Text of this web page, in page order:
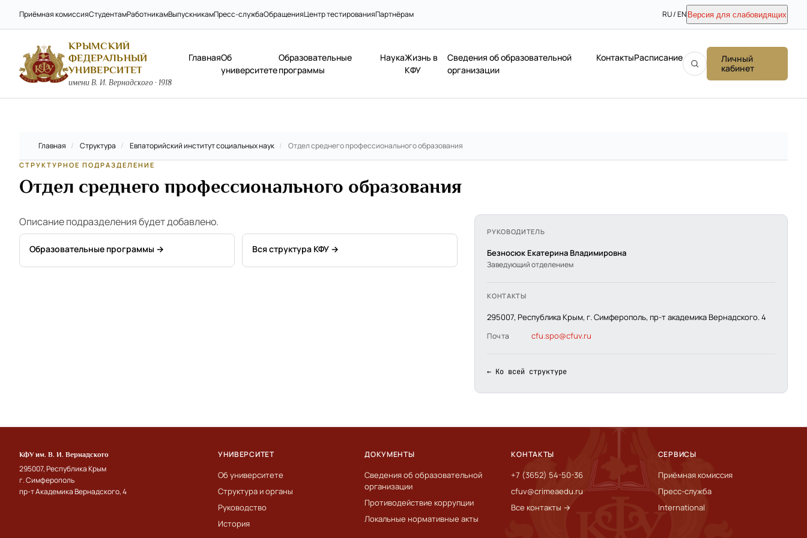
Приёмная комиссияСтудентамРаботникамВыпускникамПресс-службаОбращенияЦентр тестированияПартнёрам RU / EN Версия для слабовидящих
КРЫМСКИЙ
ФЕДЕРАЛЬНЫЙ
УНИВЕРСИТЕТ
имени В. И. Вернадского · 1918
ГлавнаяОб
университете
Образовательные
программы
НаукаЖизнь в
КФУ
Сведения об образовательной
организации
КонтактыРасписание
Личный
кабинет
Главная / Структура / Евпаторийский институт социальных наук / Отдел среднего профессионального образования
СТРУКТУРНОЕ ПОДРАЗДЕЛЕНИЕ
Отдел среднего профессионального образования
Описание подразделения будет добавлено.
Образовательные программы → Вся структура КФУ →
РУКОВОДИТЕЛЬ
Безносюк Екатерина Владимировна
Заведующий отделением
КОНТАКТЫ
295007, Республика Крым, г. Симферополь, пр-т академика Вернадского. 4
Почта cfu.spo@cfuv.ru
← Ко всей структуре
КФУ им. В. И. Вернадского
295007, Республика Крым
г. Симферополь
пр-т Академика Вернадского, 4
УНИВЕРСИТЕТ
Об университете
Структура и органы
Руководство
История
ДОКУМЕНТЫ
Сведения об образовательной
организации
Противодействие коррупции
Локальные нормативные акты
КОНТАКТЫ
+7 (3652) 54-50-36
cfuv@crimeaedu.ru
Все контакты →
СЕРВИСЫ
Приёмная комиссия
Пресс-служба
International